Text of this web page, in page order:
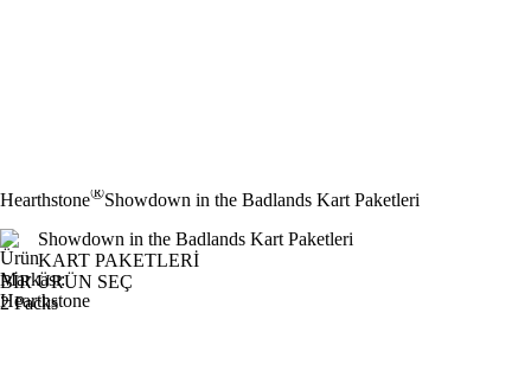
Hearthstone®Showdown in the Badlands Kart Paketleri
Showdown in the Badlands Kart Paketleri
KART PAKETLERI
BİR ÜRÜN SEÇ
2 Packs